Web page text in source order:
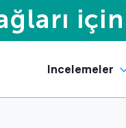
Incelemeler